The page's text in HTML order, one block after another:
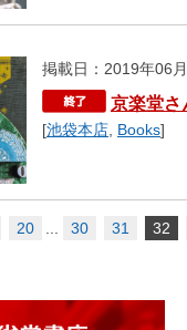
掲載日：2019年06
京楽堂さ
[池袋本店 Books]
20 30 31 32